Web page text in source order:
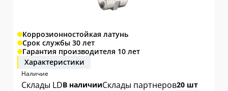
Коррозионностойкая латунь
Срок службы 30 лет
Гарантия производителя 10 лет
Характеристики
Наличие
Склады LDВ наличииСклады партнеров20 шт